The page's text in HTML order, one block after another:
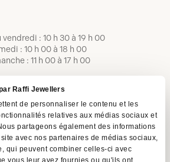
Raffi Jewellers
de personnaliser le contenu et les
relatives aux médias sociaux et
partageons également des informations
avec nos partenaires de médias sociaux,
qui peuvent combiner celles-ci avec
vous leur avez fournies ou qu'ils ont
vendredi : 10 h 30 à 19 h 00
: 10 h 00 à 18 h 00
: 11 h 00 à 17 h 00